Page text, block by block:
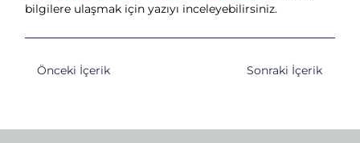
bilgilere ulaşmak için yazıyı inceleyebilirsiniz.
Önceki İçerik Sonraki İçerik